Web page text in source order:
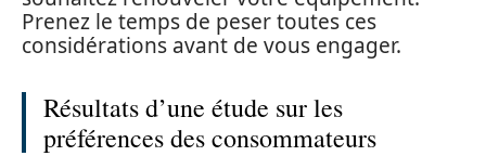
Prenez le temps de peser toutes ces
considérations avant de vous engager.
Résultats d’une étude sur les
préférences des consommateurs